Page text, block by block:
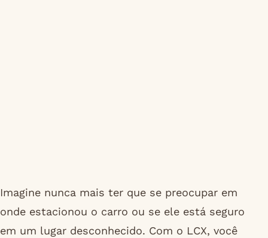
Imagine nunca mais ter que se preocupar em
onde estacionou o carro ou se ele está seguro
em um lugar desconhecido. Com o LCX, você